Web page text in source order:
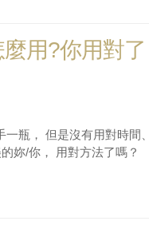
用?你用對了
瓶， 但是沒有用對時間、
妳/你， 用對方法了嗎？